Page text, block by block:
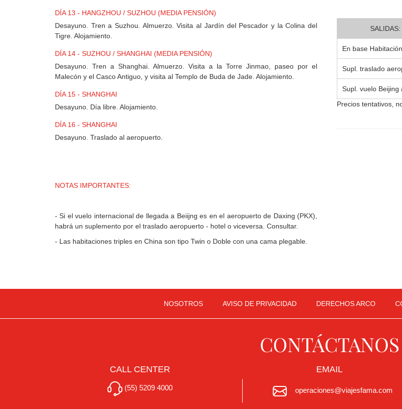
DÍA 13 - HANGZHOU / SUZHOU (MEDIA PENSIÓN)
Desayuno. Tren a Suzhou. Almuerzo. Visita al Jardín del Pescador y la Colina del
Tigre. Alojamiento.
DÍA 14 - SUZHOU / SHANGHAI (MEDIA PENSIÓN)
Desayuno. Tren a Shanghai. Almuerzo. Visita a la Torre Jinmao, paseo por el
Malecón y el Casco Antiguo, y visita al Templo de Buda de Jade. Alojamiento.
DÍA 15 - SHANGHAI
Desayuno. Día libre. Alojamiento.
DÍA 16 - SHANGHAI
Desayuno. Traslado al aeropuerto.
NOTAS IMPORTANTES:
- Si el vuelo internacional de llegada a Beiijng es en el aeropuerto de Daxing (PKX),
habrá un suplemento por el traslado aeropuerto - hotel o viceversa. Consultar.
- Las habitaciones triples en China son tipo Twin o Doble con una cama plegable.
En base
Supl. traslado
Supl. vuelo Beijing
Precios tentativos,
NOSOTROS AVISO DE PRIVACIDAD DERECHOS ARCO
CONTÁCTANOS
CALL CENTER
(55) 5209 4000
EMAIL
operaciones@viajesfama.com